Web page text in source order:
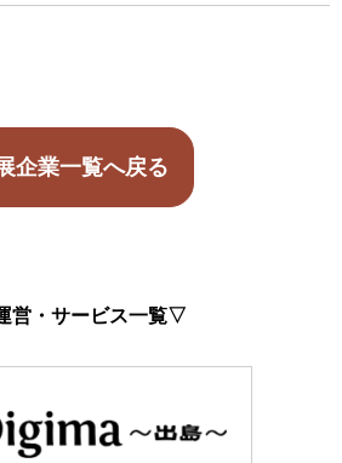
企業一覧へ戻る
営・サービス一覧▽